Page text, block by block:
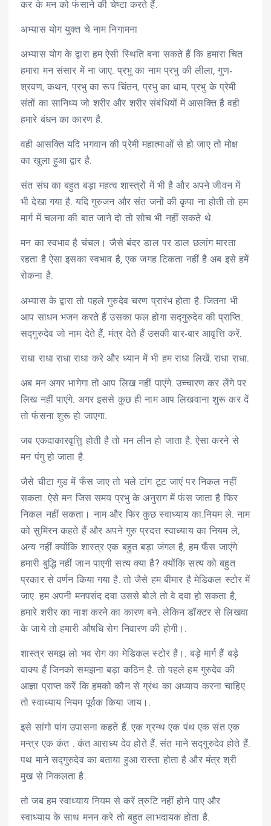
कर के मन को फंसाने की चेष्टा करते हैं.
अभ्यास योग युक्त चे नाम निगामना
अभ्यास योग के द्वारा हम ऐसी स्थिति बना सकते हैं कि हमारा चित
हमारा मन संसार में ना जाए. प्रभु का नाम प्रभु की लीला, गुण-
श्रवण, कथन, प्रभु का रूप चिंतन, प्रभु का धाम, प्रभु के प्रेमी
संतों का सानिध्य जो शरीर और शरीर संबंधियों में आसक्ति है वही
हमारे बंधन का कारण है.
वही आसक्ति यदि भगवान की प्रेमी महात्माओं से हो जाए तो मोक्ष
का खुला हुआ द्वार है.
संत संघ का बहुत बड़ा महत्व शास्त्रों में भी है और अपने जीवन में
भी देखा गया है. यदि गुरुजन और संत जनों की कृपा ना होती तो हम
मार्ग में चलना की बात जाने दो तो सोच भी नहीं सकते थे.
मन का स्वभाव है चंचल। जैसे बंदर डाल पर डाल छलांग मारता
रहता है ऐसा इसका स्वभाव है, एक जगह टिकता नहीं है अब इसे हमें
रोकना है.
अभ्यास के द्वारा तो पहले गुरुदेव चरण प्रारंभ होता है. जितना भी
आप साधन भजन करते हैं उसका फल होगा सद्गुरुदेव की प्राप्ति.
सद्गुरुदेव जो नाम देते हैं, मंत्र देते हैं उसकी बार-बार आवृत्ति करें.
राधा राधा राधा राधा करे और ध्यान में भी हम राधा लिखें. राधा राधा.
अब मन अगर भागेगा तो आप लिख नहीं पाएंगे. उच्चारण कर लेंगे पर
लिख नहीं पाएंगे. अगर इससे कुछ ही नाम आप लिखवाना शुरू कर दें
तो फंसना शुरू हो जाएगा.
जब एकदाकारवृत्तिु होती है तो मन लीन हो जाता है. ऐसा करने से
मन पंगु हो जाता है.
जैसे चीटा गुड में फँस जाए तो भले टांग टूट जाएं पर निकल नहीं
सकता. ऐसे मन जिस समय प्रभु के अनुराग में फंस जाता है फिर
निकल नहीं सकता। नाम और फिर कुछ स्वाध्याय का.नियम ले. नाम
को सुमिरन कहते हैं और अपने गुरु प्रदत्त स्वाध्याय का नियम ले,
अन्य नहीं क्योंकि शास्त्र एक बहुत बड़ा जंगल है, हम फँस जाएंगे
हमारी बुद्धि नहीं जान पाएगी सत्य क्या है? क्योंकि सत्य को बहुत
प्रकार से वर्णन किया गया है. तो जैसे हम बीमार है मेडिकल स्टोर में
जाए. हम अपनी मनपसंद दवा उससे बोले तो वे दवा हो सकता है,
हमारे शरीर का नाश करने का कारण बने. लेकिन डॉक्टर से लिखवा
के जाये तो हमारी औषधि रोग निवारण की होगी।.
शास्त्र समझ लो भव रोग का मेडिकल स्टोर है।. बड़े मार्ग हैं बड़े
वाक्य हैं जिनको समझना बड़ा कठिन है. तो पहले हम गुरुदेव की
आज्ञा प्राप्त करें कि हमको कौन से ग्रंथ का अध्याय करना चाहिए
तो स्वाध्याय नियम पूर्वक किया जाय।.
इसे सांगो पांग उपासना कहते हैं. एक ग्रन्थ एक पंथ एक संत एक
मन्त्र एक कंत . कंत आराध्य देव होते हैं. संत माने सद्गुरुदेव होते हैं.
पथ माने सद्गुरुदेव का बताया हुआ रास्ता होता है और मंत्र श्री
मुख से निकलता है.
तो जब हम स्वाध्याय नियम से करें त्रुटि नहीं होने पाए और
स्वाध्याय के साथ मनन करे तो बहुत लाभदायक होता है.